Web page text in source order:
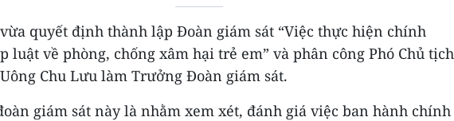
quyết định thành lập Đoàn giám sát “Việc thực hiện chính
luật về phòng, chống xâm hại trẻ em” và phân công Phó Chủ tịch
Chu Lưu làm Trưởng Đoàn giám sát.
giám sát này là nhằm xem xét, đánh giá việc ban hành chính